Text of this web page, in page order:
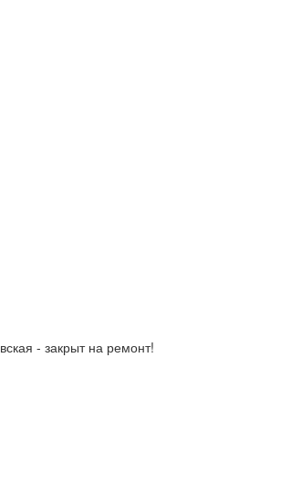
- закрыт на ремонт!